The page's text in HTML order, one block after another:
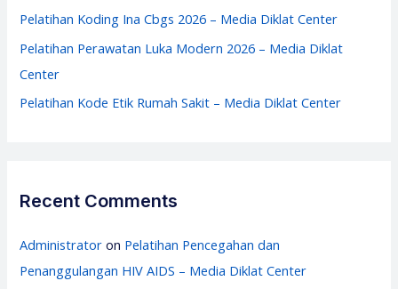
Pelatihan Koding Ina Cbgs 2026 – Media Diklat Center
Pelatihan Perawatan Luka Modern 2026 – Media Diklat
Center
Pelatihan Kode Etik Rumah Sakit – Media Diklat Center
Recent Comments
Administrator on Pelatihan Pencegahan dan
Penanggulangan HIV AIDS – Media Diklat Center